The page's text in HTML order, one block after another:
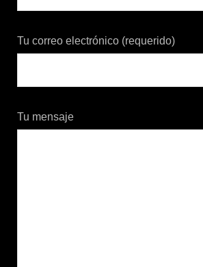
Tu correo electrónico (requerido)
Tu mensaje